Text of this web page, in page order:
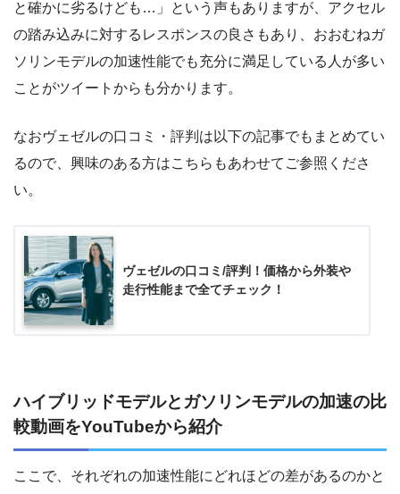
と確かに劣るけども…」という声もありますが、アクセル
の踏み込みに対するレスポンスの良さもあり、おおむねガ
ソリンモデルの加速性能でも充分に満足している人が多い
ことがツイートからも分かります。
なおヴェゼルの口コミ・評判は以下の記事でもまとめてい
るので、興味のある方はこちらもあわせてご参照くださ
い。
ヴェゼルの口コミ/評判！価格から外装や
走行性能まで全てチェック！
ハイブリッドモデルとガソリンモデルの加速の比
較動画をYouTubeから紹介
ここで、それぞれの加速性能にどれほどの差があるのかと